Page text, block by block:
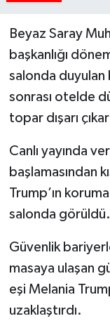
Beyaz Saray
başkanlığı
salonda duyulan
sonrası otelde
topar dışarı
Canlı yayında
başlamasından
Trump’ın
salonda görüldü.
Güvenlik
masaya ulaşan
eşi Melania
uzaklaştırdı.